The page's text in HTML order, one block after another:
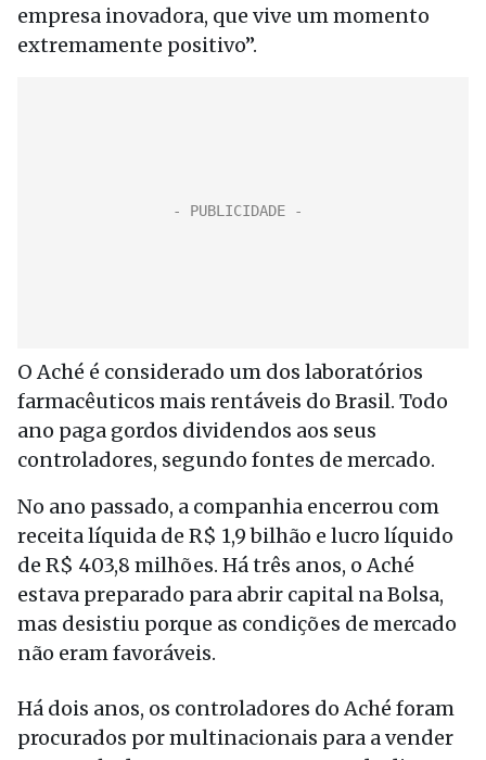
empresa inovadora, que vive um momento
extremamente positivo”.
O Aché é considerado um dos laboratórios
farmacêuticos mais rentáveis do Brasil. Todo
ano paga gordos dividendos aos seus
controladores, segundo fontes de mercado.
No ano passado, a companhia encerrou com
receita líquida de R$ 1,9 bilhão e lucro líquido
de R$ 403,8 milhões. Há três anos, o Aché
estava preparado para abrir capital na Bolsa,
mas desistiu porque as condições de mercado
não eram favoráveis.
Há dois anos, os controladores do Aché foram
procurados por multinacionais para a vender